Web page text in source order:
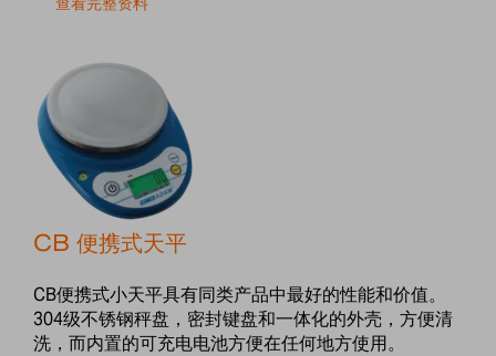
CB 便携式天平
CB便携式小天平具有同类产品中最好的性能和价值。
304级不锈钢秤盘，密封键盘和一体化的外壳，方便清
洗，而内置的可充电电池方便在任何地方使用。